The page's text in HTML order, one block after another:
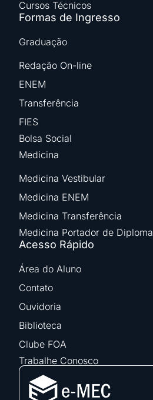
Cursos Técnicos
Formas de Ingresso
Graduação
Redação On-line
ENEM
Transferência
FIES
Bolsa Social
Medicina
Medicina Vestibular
Medicina ENEM
Medicina Transferência
Medicina Portador de Diploma
Acesso Rápido
Área do Aluno
Contato
Ouvidoria
Biblioteca
Clube FOA
Trabalhe Conosco